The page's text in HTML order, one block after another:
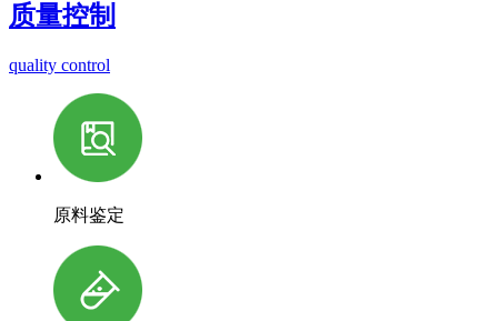
质量控制
quality control
原料鉴定